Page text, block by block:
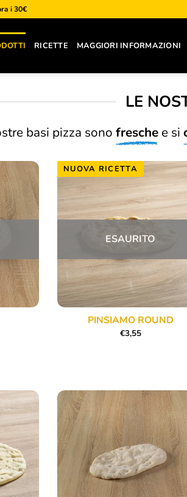
i 30€
RICETTE MAGGIORI INFORMAZIONI
LE
basi pizza sono fresche e si
NUOVA RICETTA
ESAURITO
PINSIAMO ROUND
€3,55